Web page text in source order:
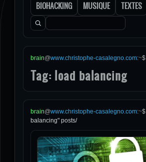
BIOHACKING
MUSIQUE TEXTES
Rechercher :
brain@www.christophe-casalegno.com:~$
Tag: load balancing
brain@www.christophe-casalegno.com:~$
balancing" posts/